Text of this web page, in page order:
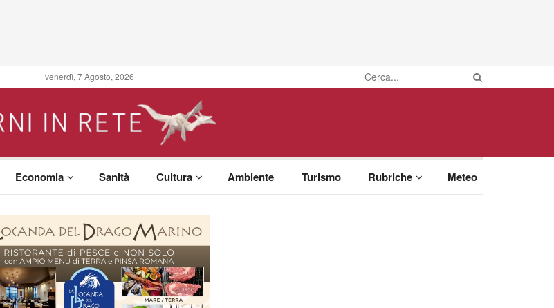
venerdì, 7 Agosto, 2026
Economia Sanità Cultura Ambiente Turismo Rubriche Meteo